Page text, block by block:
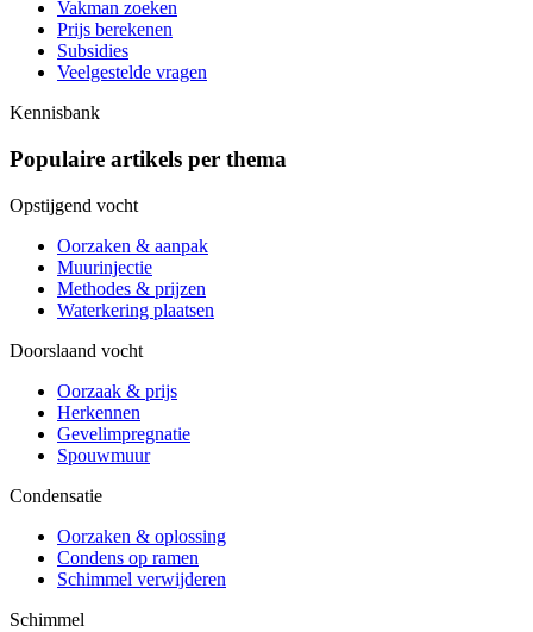
Vakman zoeken
Prijs berekenen
Subsidies
Veelgestelde vragen
Kennisbank
Populaire artikels per thema
Opstijgend vocht
Oorzaken & aanpak
Muurinjectie
Methodes & prijzen
Waterkering plaatsen
Doorslaand vocht
Oorzaak & prijs
Herkennen
Gevelimpregnatie
Spouwmuur
Condensatie
Oorzaken & oplossing
Condens op ramen
Schimmel verwijderen
Schimmel